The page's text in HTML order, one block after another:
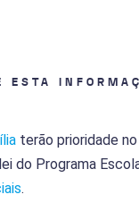
terão prioridade no
do Programa
.